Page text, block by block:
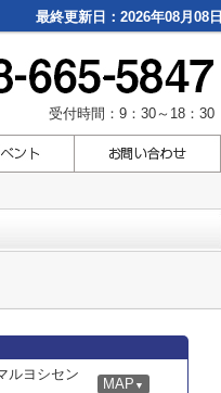
最終更新日：2026年08月08日
受付時間：9：30～18：30
ルヨシセン
MAP ▼